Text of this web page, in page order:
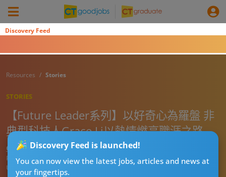
Discovery Feed
Discovery Feed is launched!
You can now view the latest jobs, articles and news at
your fingertips.
Resources Stories
STORIES
【Future Leader系列】以好奇心為羅盤 非
典型科技人Grace Li以熱情燃亮職涯之路
CTgoodjobs’ Editor
Published:
2025-06-20 16:48
Updated:
2025-07-08 12:02